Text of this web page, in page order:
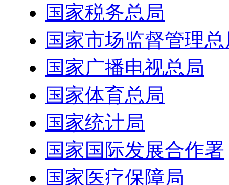
国家税务总局
国家市场监督管理
国家广播电视总局
国家体育总局
国家统计局
国家国际发展合作署
国家医疗保障局